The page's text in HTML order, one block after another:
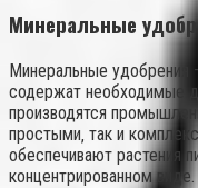
Минеральные
Минеральные удобрения
содержат необходимые
производятся
простыми‚ так и
обеспечивают растения
концентрированном виде.